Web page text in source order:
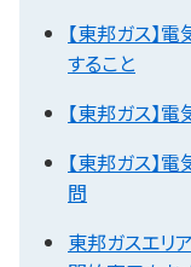
【東邦ガス】
すること
【東邦ガス】
【東邦ガス】
問
東邦ガスエリ